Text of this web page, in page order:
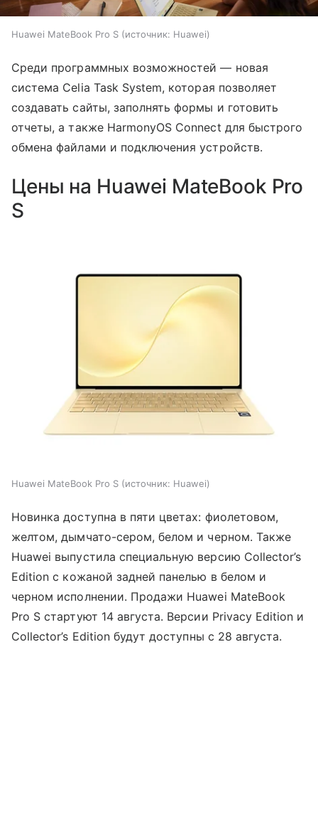
Huawei MateBook Pro S источник: Huawei
Среди программных возможностей — новая
система Celia Task System, которая позволяет
создавать сайты, заполнять формы и готовить
отчеты, а также HarmonyOS Connect для быстрого
обмена файлами и подключения устройств.
Цены на Huawei MateBook Pro
S
Huawei MateBook Pro S источник: Huawei
Новинка доступна в пяти цветах: фиолетовом,
желтом, дымчато-сером, белом и черном. Также
Huawei выпустила специальную версию Collector’s
Edition с кожаной задней панелью в белом и
черном исполнении. Продажи Huawei MateBook
Pro S стартуют 14 августа. Версии Privacy Edition и
Collector’s Edition будут доступны с 28 августа.